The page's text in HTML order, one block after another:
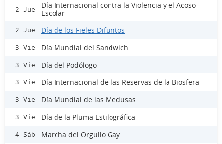
2 Jue
Día Internacional contra la Violencia y el Acoso
Escolar
2 Jue Día de los Fieles Difuntos
3 Vie Día Mundial del Sandwich
3 Vie Día del Podólogo
3 Vie Día Internacional de las Reservas de la Biosfera
3 Vie Día Mundial de las Medusas
3 Vie Día de la Pluma Estilográfica
4 Sáb Marcha del Orgullo Gay